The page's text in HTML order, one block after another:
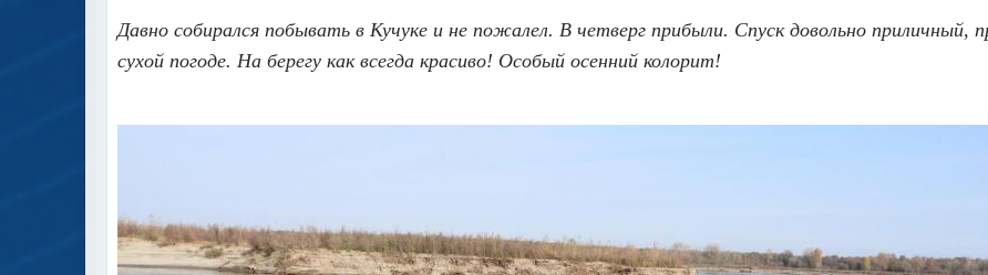
Давно собирался побывать в Кучуке и не пожалел. В четверг прибыли. Спуск довольно приличный,
сухой погоде. На берегу как всегда красиво! Особый осенний колорит!